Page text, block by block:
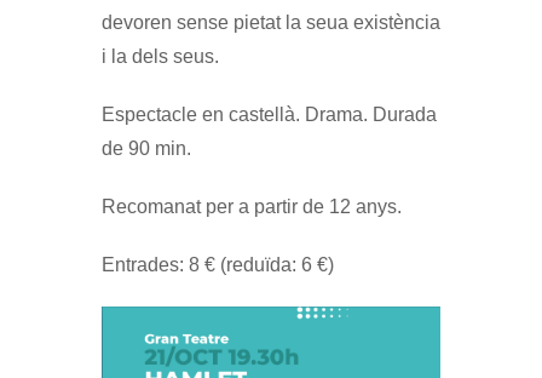
devoren sense pietat la seua existència
i la dels seus.
Espectacle en castellà. Drama. Durada
de 90 min.
Recomanat per a partir de 12 anys.
Entrades: 8 € (reduïda: 6 €)